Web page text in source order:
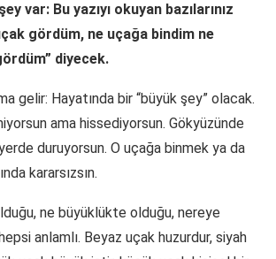
var: Bu yazıyı okuyan bazılarınız
gördüm, ne uçağa bindim ne
diyecek.
gelir: Hayatında bir “büyük şey” olacak.
ama hissediyorsun. Gökyüzünde
duruyorsun. O uçağa binmek ya da
kararsızsın.
ne büyüklükte olduğu, nereye
anlamlı. Beyaz uçak huzurdur, siyah